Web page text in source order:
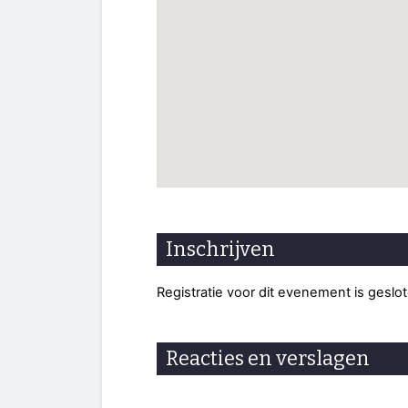
Inschrijven
Registratie voor dit evenement is
Reacties en verslagen